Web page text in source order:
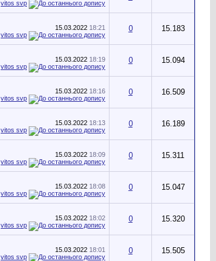
vitos svp
15.03.2022 18:21
vitos svp
0 15.183
15.03.2022 18:19
vitos svp
0 15.094
15.03.2022 18:16
vitos svp
0 16.509
15.03.2022 18:13
vitos svp
0 16.189
15.03.2022 18:09
vitos svp
0 15.311
15.03.2022 18:08
vitos svp
0 15.047
15.03.2022 18:02
vitos svp
0 15.320
15.03.2022 18:01
vitos svp
0 15.505